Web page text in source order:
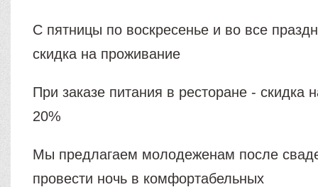
С пятницы по воскресенье и во все
скидка на проживание
При заказе питания в ресторане - скидка
20%
Мы предлагаем молодеженам после
провести ночь в комфортабельных